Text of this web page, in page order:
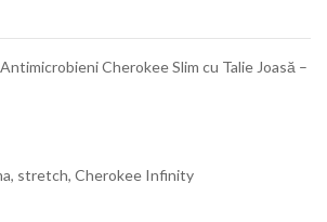
Cherokee Slim cu Talie Joasă –
stretch, Cherokee Infinity